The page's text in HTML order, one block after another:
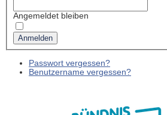
Angemeldet bleiben
Anmelden
Passwort vergessen?
Benutzername vergessen?